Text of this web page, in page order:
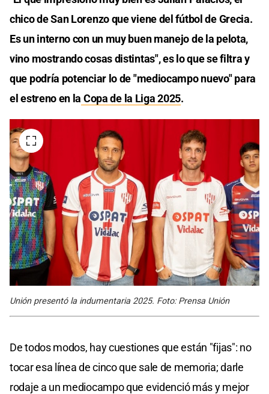
chico de San Lorenzo que viene del fútbol de Grecia.
Es un interno con un muy buen manejo de la pelota,
vino mostrando cosas distintas", es lo que se filtra y
que podría potenciar lo de "mediocampo nuevo" para
el estreno en la Copa de la Liga 2025.
Unión presentó la indumentaria 2025. Foto: Prensa Unión
De todos modos, hay cuestiones que están "fijas": no
tocar esa línea de cinco que sale de memoria; darle
rodaje a un mediocampo que evidenció más y mejor